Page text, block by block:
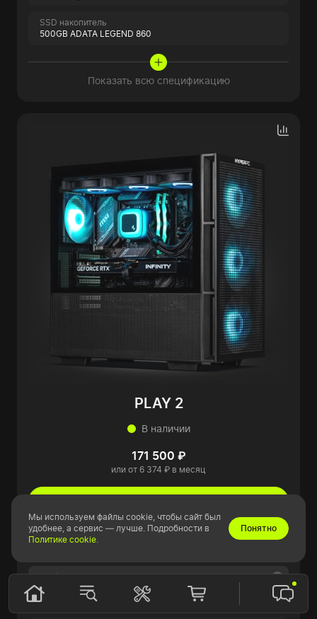
SSD накопитель
500GB ADATA LEGEND 860
Показать всю спецификацию
PLAY 2
В наличии
171 500 ₽
или от 6 374 ₽ в месяц
Показатели в играх
Ультра-настройки
Мы используем файлы cookie, чтобы сайт был
удобнее, а сервис — лучше. Подробности в
Политике cookie.
Понятно